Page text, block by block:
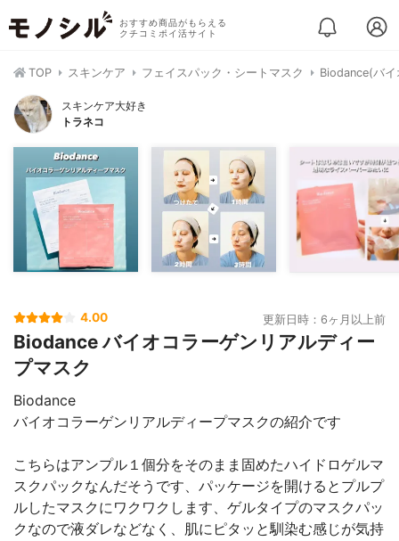
おすすめ商品がもらえる
クチコミポイ活サイト
TOP スキンケア フェイスパック・シートマスク Biodance(バ
スキンケア大好き
トラネコ
4.00 更新日時：6ヶ月以上前
Biodance バイオコラーゲンリアルディー
プマスク
Biodance
バイオコラーゲンリアルディープマスクの紹介です
こちらはアンプル１個分をそのまま固めたハイドロゲルマ
スクパックなんだそうです、パッケージを開けるとプルプ
ルしたマスクにワクワクします、ゲルタイプのマスクパッ
クなので液ダレなどなく、肌にピタッと馴染む感じが気持